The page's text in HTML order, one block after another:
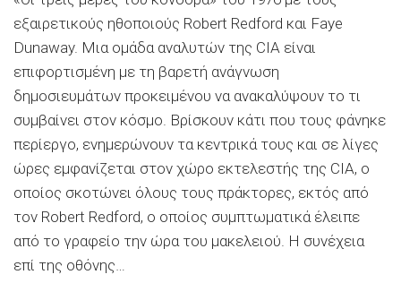
εξαιρετικούς ηθοποιούς Robert Redford και Faye
Dunaway. Μια ομάδα αναλυτών της CIA είναι
επιφορτισμένη με τη βαρετή ανάγνωση
δημοσιευμάτων προκειμένου να ανακαλύψουν το τι
συμβαίνει στον κόσμο. Βρίσκουν κάτι που τους φάνηκε
περίεργο, ενημερώνουν τα κεντρικά τους και σε λίγες
ώρες εμφανίζεται στον χώρο εκτελεστής της CIA, ο
οποίος σκοτώνει όλους τους πράκτορες, εκτός από
τον Robert Redford, ο οποίος συμπτωματικά έλειπε
από το γραφείο την ώρα του μακελειού. Η συνέχεια
επί της οθόνης…